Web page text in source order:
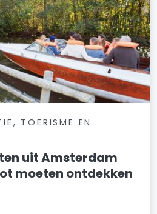
TOERISME EN
uit Amsterdam
moeten ontdekken